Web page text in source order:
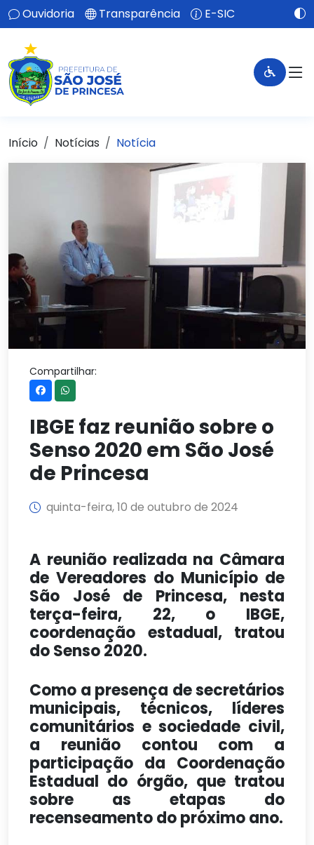
Ouvidoria Transparência E-SIC
Início Notícias Notícia
Compartilhar:
IBGE faz reunião sobre o
Senso 2020 em São José
de Princesa
quinta-feira, 10 de outubro de 2024
A reunião realizada na Câmara
de Vereadores do Município de
São José de Princesa, nesta
terça-feira, 22, o IBGE,
coordenação estadual, tratou
do Senso 2020.
Como a presença de secretários
municipais, técnicos, líderes
comunitários e sociedade civil,
a reunião contou com a
participação da Coordenação
Estadual do órgão, que tratou
sobre as etapas do
recenseamento do próximo ano.